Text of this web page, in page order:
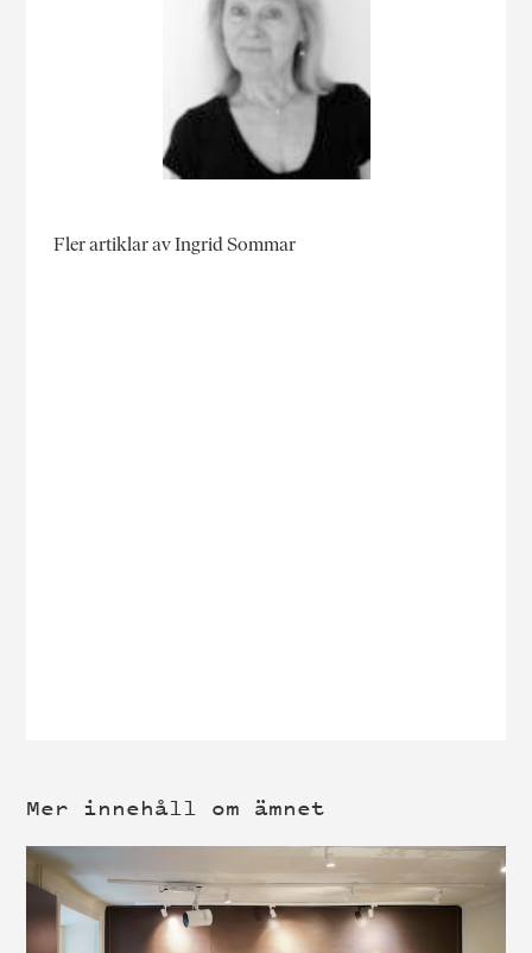
Fler artiklar av Ingrid Sommar
Mer innehåll om ämnet